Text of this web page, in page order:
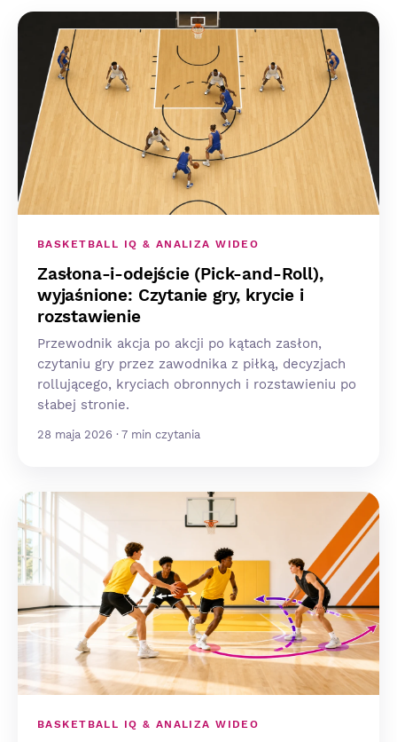
BASKETBALL IQ & ANALIZA WIDEO
Zasłona-i-odejście (Pick-and-Roll),
wyjaśnione: Czytanie gry, krycie i
rozstawienie
Przewodnik akcja po akcji po kątach zasłon,
czytaniu gry przez zawodnika z piłką, decyzjach
rollującego, kryciach obronnych i rozstawieniu po
słabej stronie.
28 maja 2026 · 7 min czytania
BASKETBALL IQ & ANALIZA WIDEO